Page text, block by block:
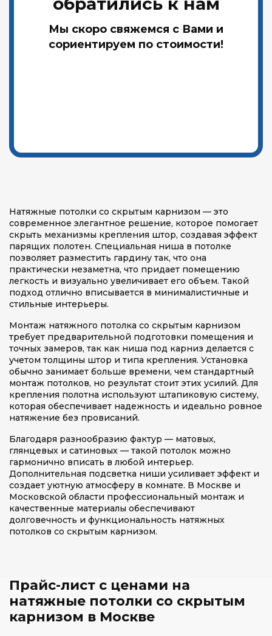
Мы скоро свяжемся с Вами и
сориентируем по стоимости!
Натяжные потолки со скрытым карнизом — это
современное элегантное решение, которое помогает
скрыть механизмы крепления штор, создавая эффект
парящих полотен. Специальная ниша в потолке
позволяет разместить гардину так, что она
практически незаметна, что придает помещению
легкость и визуально увеличивает его объем. Такой
подход отлично вписывается в минималистичные и
стильные интерьеры.
Монтаж натяжного потолка со скрытым карнизом
требует предварительной подготовки помещения и
точных замеров, так как ниша под карниз делается с
учетом толщины штор и типа крепления. Установка
обычно занимает больше времени, чем стандартный
монтаж потолков, но результат стоит этих усилий. Для
крепления полотна используют штапиковую систему,
которая обеспечивает надежность и идеально ровное
натяжение без провисаний.
Благодаря разнообразию фактур — матовых,
глянцевых и сатиновых — такой потолок можно
гармонично вписать в любой интерьер.
Дополнительная подсветка ниши усиливает эффект и
создает уютную атмосферу в комнате. В Москве и
Московской области профессиональный монтаж и
качественные материалы обеспечивают
долговечность и функциональность натяжных
потолков со скрытым карнизом.
Прайс-лист с ценами на
натяжные потолки со скрытым
карнизом в Москве